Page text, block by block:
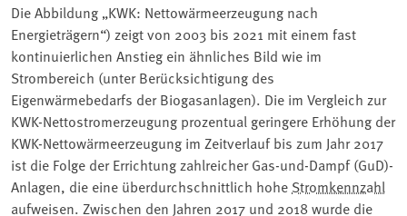
Die Abbildung „KWK: Nettowärmeerzeugung nach
Energieträgern“) zeigt von 2003 bis 2021 mit einem fast
kontinuierlichen Anstieg ein ähnliches Bild wie im
Strombereich (unter Berücksichtigung des
Eigenwärmebedarfs der Biogasanlagen). Die im Vergleich zur
KWK-Nettostromerzeugung prozentual geringere Erhöhung der
KWK-Nettowärmeerzeugung im Zeitverlauf bis zum Jahr 2017
ist die Folge der Errichtung zahlreicher Gas-und-Dampf (GuD)-
Anlagen, die eine überdurchschnittlich hohe Stromkennzahl
aufweisen. Zwischen den Jahren 2017 und 2018 wurde die